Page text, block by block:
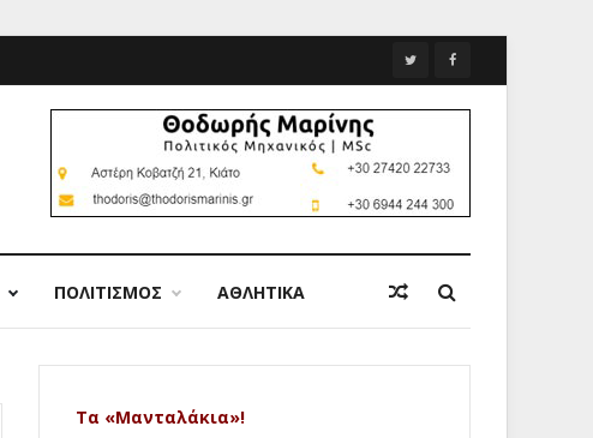
ΠΟΛΙΤΙΣΜΟΣ ΑΘΛΗΤΙΚΑ
Τα «Μανταλάκια»!